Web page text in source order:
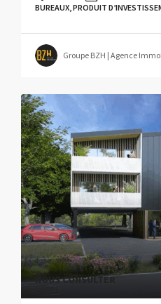
BUREAUX, PRODUIT
Groupe BZH | Agence
NOUS CONSULTER